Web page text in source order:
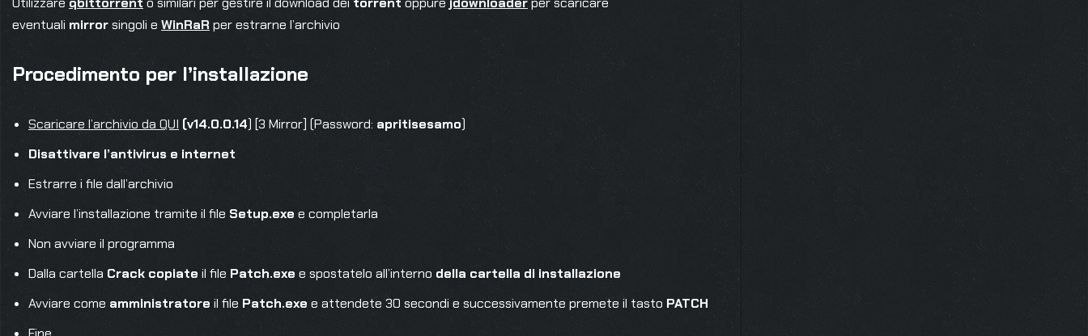
eventuali mirrorsingoli e WinRaR per estrarne l’archivio
Procedimento per l’installazione
Scaricare l’archivio da QUI (v14.0.0.14) [3 Mirror] (Password: apritisesamo)
Disattivare l’antivirus e internet
Estrarre i file dall’archivio
Avviare l’installazione tramite il file Setup.exe e completarla
Non avviare il programma
Dalla cartella Crack copiate il file Patch.exe e spostatelo all’interno della cartella di installazione
Avviare come amministratore il file Patch.exe e attendete 30 secondi e successivamente premete il tasto PATCH